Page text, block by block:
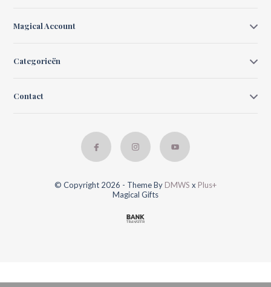
Magical Account
Categorieën
Contact
© Copyright 2026 - Theme By DMWS x Plus+
Magical Gifts